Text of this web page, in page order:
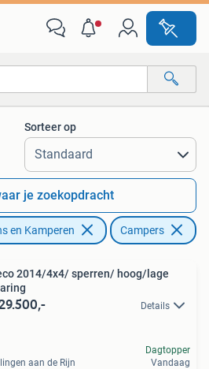
afstanden…
Sorteer op
je zoekopdracht
en Kamperen Campers
2014/4x4/ sperren/ hoog/lage
Details
aan de Rijn
Dagtopper
Vandaag